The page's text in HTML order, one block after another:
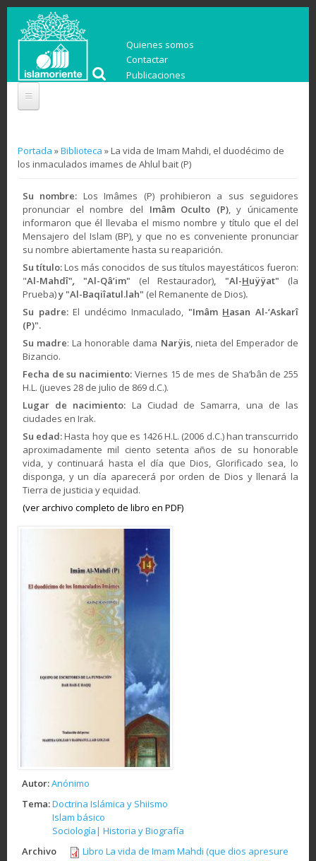
Quienes somos
Contactar
Publicaciones
You are here
Portada »Biblioteca » La vida de Imam Mahdi, el duodécimo de
los inmaculados imames de Ahlul bait (P)
Su nombre: Los Imâmes (P) prohibieron a sus seguidores
pronunciar el nombre del Imâm Oculto (P), y únicamente
informaron que él llevaba el mismo nombre y título que el del
Mensajero del Islam (BP), y que no es conveniente pronunciar
su nombre abiertamente hasta su reaparición.
Su título:Los más conocidos de sus títulos mayestáticos fueron:
"Al-Mahdî", "Al-Qâ’im" (el Restaurador), "Al-Huÿÿat" (la
Prueba)y "Al-Baqiîatul.lah" (el Remanente de Dios).
Su padre:El undécimo Inmaculado, "Imâm Hasan Al-‘Askarî
(P)".
Su madre: La honorable dama Narÿis, nieta del Emperador de
Bizancio.
Fecha de su nacimiento: Viernes 15 de mes de Sha‘bân de 255
H.L. (jueves 28 de julio de 869 d.C.).
Lugar de nacimiento: La Ciudad de Samarra, una de las
ciudades en Irak.
Su edad:Hasta hoy que es 1426 H.L. (2006 d.C.) han transcurrido
aproximadamente mil ciento setenta años de su honorable
vida, y continuará hasta el día que Dios, Glorificado sea, lo
disponga, y un día aparecerá por orden de Dios y llenará la
Tierra de justicia y equidad.
(ver archivo completo de libro en PDF)
Autor:Anónimo
Tema:Doctrina Islámica y Shiismo
Islam básico
Sociología| Historia y Biografía
Archivo
Libro La vida de Imam Mahdi (que dios apresure